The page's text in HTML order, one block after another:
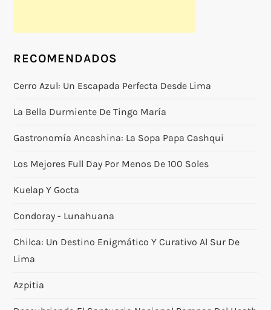
RECOMENDADOS
Cerro Azul: Un Escapada Perfecta Desde Lima
La Bella Durmiente De Tingo María
Gastronomía Ancashina: La Sopa Papa Cashqui
Los Mejores Full Day Por Menos De 100 Soles
Kuelap Y Gocta
Condoray - Lunahuana
Chilca: Un Destino Enigmático Y Curativo Al Sur De
Lima
Azpitia